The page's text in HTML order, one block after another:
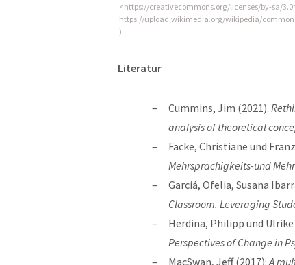
<https://creativecommons.org/licenses/by-sa/
https://upload.wikimedia.org/wikipedia/
)
Literatur
Cummins, Jim (2021).
analysis of theoretical
Fäcke, Christiane und
Mehrsprachigkeits-und
Garciá, Ofelia, Susana
Classroom. Leveraging
Herdina, Philipp und Ulrike
Perspectives of Change in
MacSwan, Jeff (2017): A